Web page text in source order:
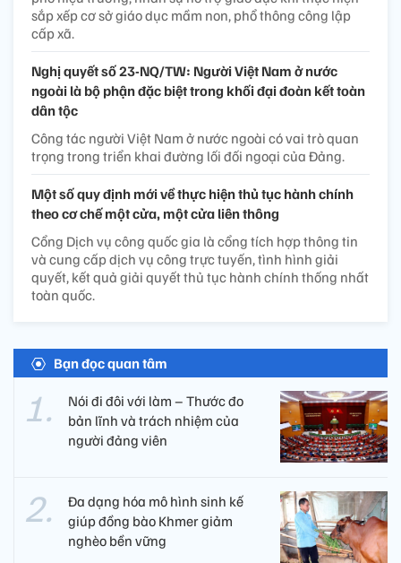
sắp xếp cơ sở giáo dục mầm non, phổ thông công lập
cấp xã.
Nghị quyết số 23-NQ/TW: Người Việt Nam ở nước
ngoài là bộ phận đặc biệt trong khối đại đoàn kết toàn
dân tộc
Công tác người Việt Nam ở nước ngoài có vai trò quan
trọng trong triển khai đường lối đối ngoại của Đảng.
Một số quy định mới về thực hiện thủ tục hành chính
theo cơ chế một cửa, một cửa liên thông
Cổng Dịch vụ công quốc gia là cổng tích hợp thông tin
và cung cấp dịch vụ công trực tuyến, tình hình giải
quyết, kết quả giải quyết thủ tục hành chính thống nhất
toàn quốc.
Bạn đọc quan tâm
Nói đi đôi với làm – Thước đo
bản lĩnh và trách nhiệm của
người đảng viên​
Đa dạng hóa mô hình sinh kế
giúp đồng bào Khmer giảm
nghèo bền vững